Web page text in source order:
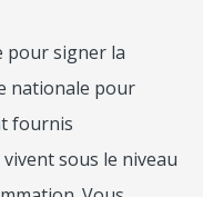
pour signer la
nationale pour
fournis
sous le niveau